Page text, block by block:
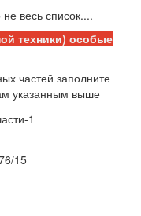
весь список....
техники) особые
частей заполните
указанным выше
15